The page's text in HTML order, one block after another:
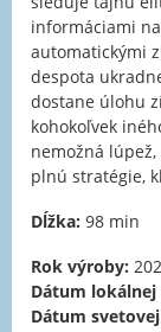
informáciami
automatickými
despota
dostane úlohu
kohokoľvek
nemožná
plnú stratégie,
Dĺžka: 98 min
Rok výroby:
Dátum
Dátum